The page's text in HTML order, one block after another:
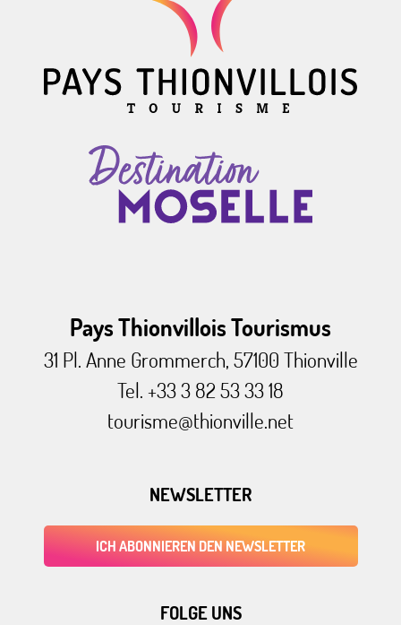
Pays Thionvillois Tourismus
31 Pl. Anne Grommerch, 57100 Thionville
Tel. +33 3 82 53 33 18
tourisme@thionville.net
NEWSLETTER
ICH ABONNIEREN DEN NEWSLETTER
FOLGE UNS